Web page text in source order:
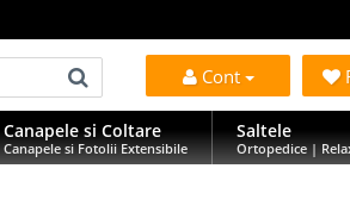
Cont
Canapele si Coltare
Canapele si Fotolii Extensibile
Saltele
Ortopedice |